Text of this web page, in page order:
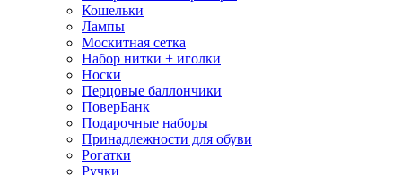
Кошельки
Лампы
Москитная сетка
Набор нитки + иголки
Носки
Перцовые баллончики
ПоверБанк
Подарочные наборы
Принадлежности для обуви
Рогатки
Ручки